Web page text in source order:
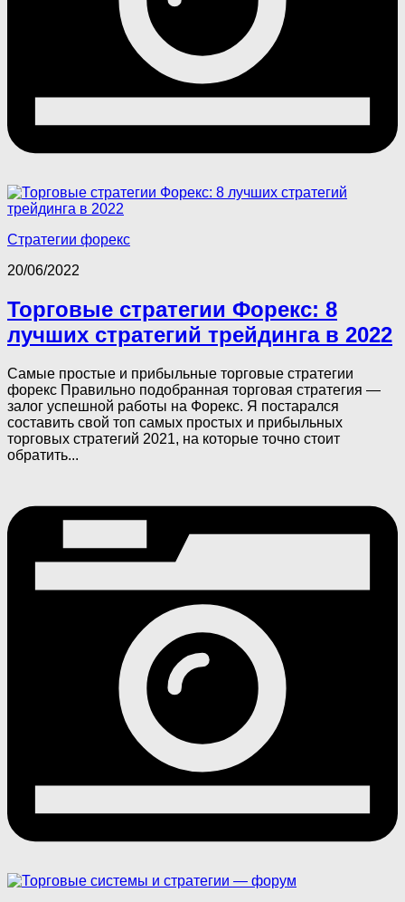
Стратегии форекс
20/06/2022
Торговые стратегии Форекс: 8
лучших стратегий трейдинга в 2022
Самые простые и прибыльные торговые стратегии
форекс Правильно подобранная торговая стратегия —
залог успешной работы на Форекс. Я постарался
составить свой топ самых простых и прибыльных
торговых стратегий 2021, на которые точно стоит
обратить...